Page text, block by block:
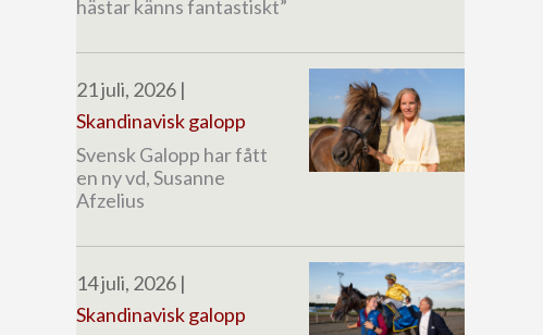
hästar känns fantastiskt”
21 juli, 2026 |
Skandinavisk galopp
Svensk Galopp har fått
en ny vd, Susanne
Afzelius
14 juli, 2026 |
Skandinavisk galopp